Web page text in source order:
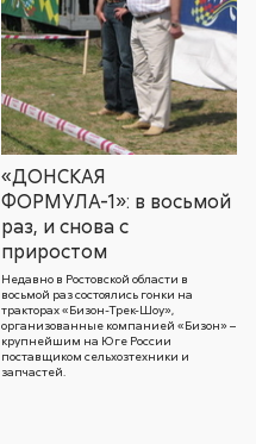
«ДОНСКАЯ
ФОРМУЛА-1»: в восьмой
раз, и снова с
приростом
Недавно в Ростовской области в
восьмой раз состоялись гонки на
тракторах «Бизон-Трек-Шоу»,
организованные компанией «Бизон» –
крупнейшим на Юге России
поставщиком сельхозтехники и
запчастей.